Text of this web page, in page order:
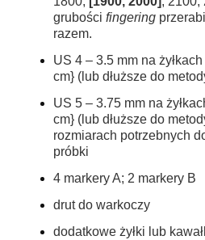
grubości fingering
razem.
US 4 – 3.5 mm na
cm} (lub dłuższe do
US 5 – 3.75 mm na
cm} (lub dłuższe do
rozmiarach potrzebnych
próbki
4 markery A; 2 markery B
drut do warkoczy
dodatkowe żyłki lub